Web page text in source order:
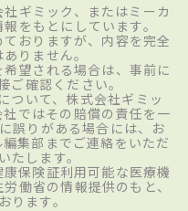
ギミック、またはミーカ
をもとにしています。
おりますが、内容を完全
りません。
望される場合は、事前に
ご確認ください。
ついて、株式会社ギミッ
ではその賠償の責任を一
誤りがある場合には、お
集部までご連絡をいただ
たします。
保険証利用可能な医療機
働省の情報提供のもと、
ります。